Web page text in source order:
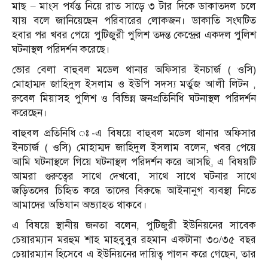
মাছ – মাংস পর্যন্ত নিয়ে রাত সাড়ে ৩ টার দিকে ডাকাতদল চলে
যায় বলে জানিয়েছেন পরিবারের লোকজন। ডাকাতি সংঘটিত
হবার পর খবর পেয়ে পুটিজুরী পুলিশ তদন্ত কেন্দ্রের একদল পুলিশ
ঘটনাস্থল পরিদর্শন করেছে।
ভোর বেলা বাহুবল মডেল থানার অফিসার ইনচার্জ ( ওসি)
মোহাম্মদ জাহিদুল ইসলাম ও ইউপি সদস্য মর্তুজ আলী লিটন ,
রুবেল মিয়াসহ পুলিশ ও বিভিন্ন জনপ্রতিনিধি ঘটনাস্থল পরিদর্শন
করেছেন।
বাহুবল প্রতিনিধি ঃ-এ বিষয়ে বাহুবল মডেল থানার অফিসার
ইনচার্জ ( ওসি) মোহাম্মদ জাহিদুল ইসলাম বলেন, খবর পেয়ে
আমি ঘটনাস্থলে গিয়ে ঘটনাস্থল পরিদর্শন করে আসছি, এ বিষয়টি
আমরা গুরুত্বের সাথে দেখবো, সাথে সাথে ঘটনার সাথে
জড়িতদের চিহৃিত করে তাদের বিরুদ্ধে আইনানুগ ব্যবস্থা নিতে
আমাদের অভিযান অভ্যাহত থাকবে।
এ বিষয়ে স্থানীয় জনতা বলেন, পুটিজুরী ইউনিয়নের সাবেক
চেয়ারম্যান মরহুম শাহ মাহবুবুর রহমান একটানা ৩০/৩৫ বছর
চেয়ারম্যান হিসেবে এ ইউনিয়নের দায়িত্ব পালন করে গেছেন, তার